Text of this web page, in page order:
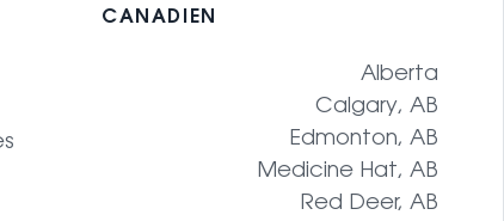
CANADIEN
Alberta
Calgary, AB
Edmonton, AB
Medicine Hat, AB
Red Deer, AB